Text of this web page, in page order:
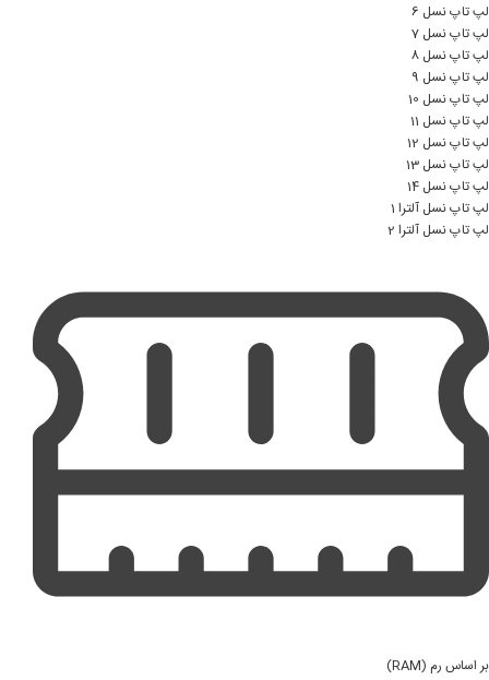
لپ تاپ نسل 6
لپ تاپ نسل 7
لپ تاپ نسل 8
لپ تاپ نسل 9
لپ تاپ نسل 10
لپ تاپ نسل 11
لپ تاپ نسل 12
لپ تاپ نسل 13
لپ تاپ نسل 14
لپ تاپ نسل آلترا 1
لپ تاپ نسل آلترا 2
بر اساس رم (RAM)